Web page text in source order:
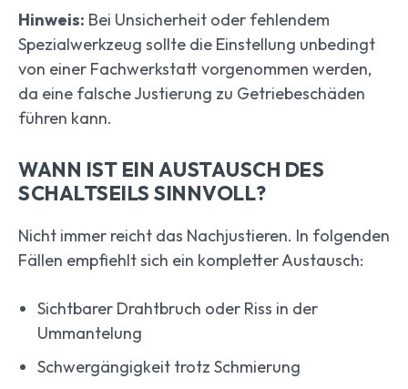
Hinweis: Bei Unsicherheit oder fehlendem
Spezialwerkzeug sollte die Einstellung unbedingt
von einer Fachwerkstatt vorgenommen werden,
da eine falsche Justierung zu Getriebeschäden
führen kann.
WANN IST EIN AUSTAUSCH DES
SCHALTSEILS SINNVOLL?
Nicht immer reicht das Nachjustieren. In folgenden
Fällen empfiehlt sich ein kompletter Austausch:
Sichtbarer Drahtbruch oder Riss in der
Ummantelung
Schwergängigkeit trotz Schmierung